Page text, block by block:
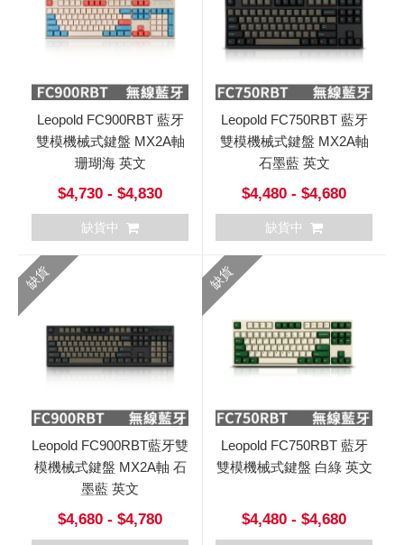
Leopold FC900RBT 藍牙
雙模機械式鍵盤 MX2A軸
珊瑚海 英文
$4,730 - $4,830
缺貨中
Leopold FC750RBT 藍牙
雙模機械式鍵盤 MX2A軸
石墨藍 英文
$4,480 - $4,680
缺貨中
缺貨
Leopold FC900RBT藍牙雙
模機械式鍵盤 MX2A軸 石
墨藍 英文
$4,680 - $4,780
缺貨
Leopold FC750RBT 藍牙
雙模機械式鍵盤 白綠 英文
$4,480 - $4,680